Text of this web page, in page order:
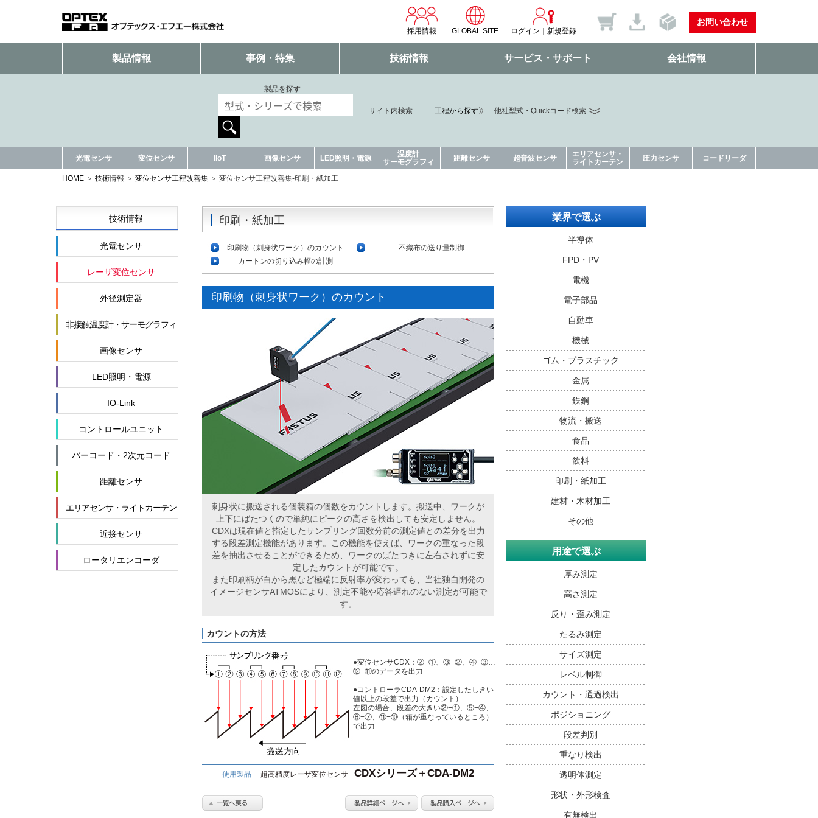
採用情報 GLOBAL SITE ログイン 新規登録
お問い合わせ
製品情報 事例・特集 技術情報 サービス・サポート 会社情報
製品を探す
サイト内検索 工程から探す 他社型式・Quickコード検索
光電センサ 変位センサ IIoT 画像センサ LED照明・電源
温度計
サーモグラフィ
距離センサ 超音波センサ
エリアセンサ・
ライトカーテン
圧力センサ コードリーダ
HOME 技術情報 変位センサ工程改善集 変位センサ工程改善集-印刷・紙加工
技術情報
光電センサ
レーザ変位センサ
外径測定器
非接触温度計・サーモグラフィ
画像センサ
LED照明・電源
IO-Link
コントロールユニット
バーコード・2次元コード
距離センサ
エリアセンサ・ライトカーテン
近接センサ
ロータリエンコーダ
印刷・紙加工
印刷物（刺身状ワーク）のカウント
不織布の送り量制御
カートンの切り込み幅の計測
印刷物（刺身状ワーク）のカウント
刺身状に搬送される個装箱の個数をカウントします。搬送中、ワークが
上下にばたつくので単純にピークの高さを検出しても安定しません。
CDXは現在値と指定したサンプリング回数分前の測定値との差分を出力
する段差測定機能があります。この機能を使えば、ワークの重なった段
差を抽出させることができるため、ワークのばたつきに左右されずに安
定したカウントが可能です。
また印刷柄が白から黒など極端に反射率が変わっても、当社独自開発の
イメージセンサATMOSにより、測定不能や応答遅れのない測定が可能で
す。
カウントの方法
●変位センサCDX：②−①、③−②、④−③…
⑫−⑪のデータを出力
●コントローラCDA-DM2：設定したしきい
値以上の段差で出力（カウント）
左図の場合、段差の大きい②−①、⑤−④、
⑧−⑦、⑪−⑩（箱が重なっているところ）
で出力
使用製品 超高精度レーザ変位センサ CDXシリーズ＋CDA-DM2
業界で選ぶ
半導体
FPD・PV
電機
電子部品
自動車
機械
ゴム・プラスチック
金属
鉄鋼
物流・搬送
食品
飲料
印刷・紙加工
建材・木材加工
その他
用途で選ぶ
厚み測定
高さ測定
反り・歪み測定
たるみ測定
サイズ測定
レベル制御
カウント・通過検出
ポジショニング
段差判別
重なり検出
透明体測定
形状・外形検査
有無検出